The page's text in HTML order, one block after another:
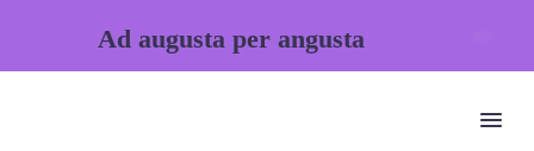
Ad augusta per angusta